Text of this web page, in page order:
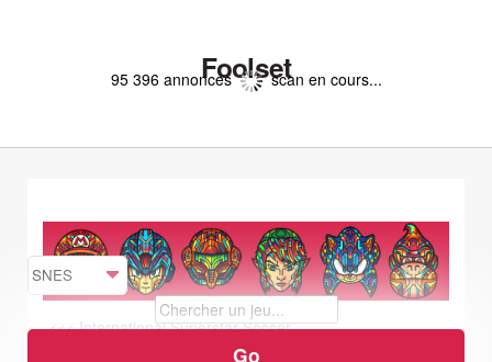
Foolset
95 396 annonces scan en cours...
<<< International Superstar Soccer
International Tennis Tour >>>